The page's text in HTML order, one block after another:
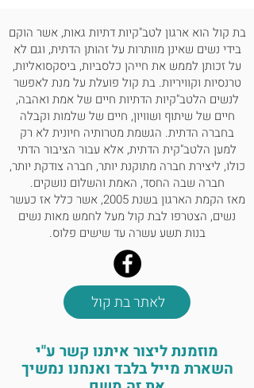
בת קול הוא ארגון לטב"קיות דתיות גאות, אשר הוקם
בידי נשים שאינן מוותרות על זהותן הדתית, וגם לא
על זכותן לממש את חייהן כלסביות, ביסקסואליות,
טרנסיות וקוויריות. בת קול פועלת על מנת לאפשר
לנשים הלטב"קיות הדתיות חיים של אמת ואהבה,
חיים של שיתוף ושוויון, חיים של שלמות וקבלה
בחברה הדתית. הגשמת מטרותיה חיונית לא רק
למען הלטב"קית הדתית, אלא עבור הציבור הדתי
כולו, ליצירת חברה מתוקנת יותר, חברה צודקת יותר,
חברה שבה החסד, האמת והשלום נושקים.
מאז הקמת הארגון בשנת 2005, אשר כלל אז כעשר
נשים, הצטרפו לבת קול מעל לחמש מאות נשים
בנות תשע עשרה עד שישים פלוס.
לאתר בת קול
מוזמנת ליצור איתנו קשר ע"י
השארת מייל בלבד ואנחנו נמשיך